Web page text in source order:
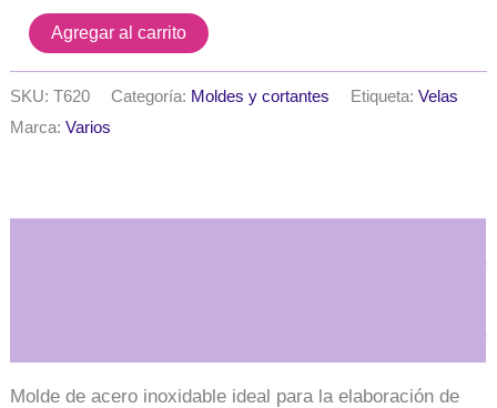
Molde
acero
inoxidable
6
alt.
Agregar al carrito
SKU:T620 Categoría: Moldes y cortantes Etiqueta:Velas
Marca:Varios
Molde de acero inoxidable ideal para la elaboración de